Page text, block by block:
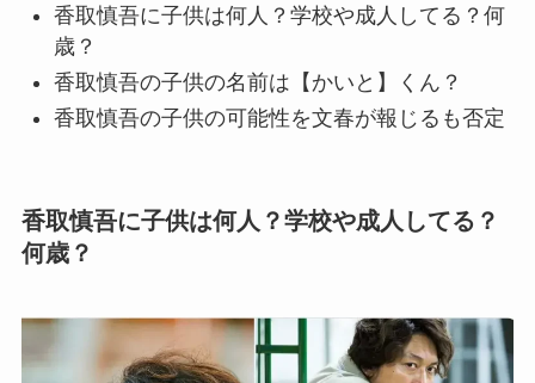
香取慎吾に子供は何人？学校や成人してる？何
歳？
香取慎吾の子供の名前は【かいと】くん？
香取慎吾の子供の可能性を文春が報じるも否定
香取慎吾に子供は何人？学校や成人してる？
何歳？